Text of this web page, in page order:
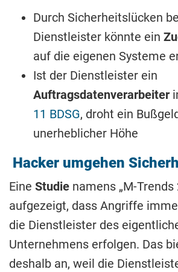
Durch Sicherheitslücken
Dienstleister könnte ein
auf die eigenen Systeme
Ist der Dienstleister ein
Auftragsdatenverarbeiter
11 BDSG, droht ein
unerheblicher Höhe
Hacker umgehen
Eine Studie namens „M-Trends
aufgezeigt, dass Angriffe
die Dienstleister des
Unternehmens erfolgen. Das
deshalb an, weil die